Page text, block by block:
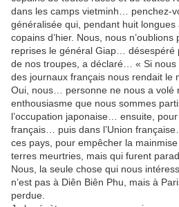
dans les camps vietminh… penchez-
généralisée qui, pendant huit
copains d’hier. Nous, nous
reprises le général Giap… désespéré
de nos troupes, a déclaré… « Si
des journaux français nous rendait le
Oui, nous… personne ne nous a volé
enthousiasme que nous sommes
l’occupation japonaise… ensuite,
français… puis dans l’Union
ces pays, pour empêcher la
terres meurtries, mais qui furent
Nous, la seule chose qui nous
n’est pas à Diên Biên Phu, mais à
perdue.